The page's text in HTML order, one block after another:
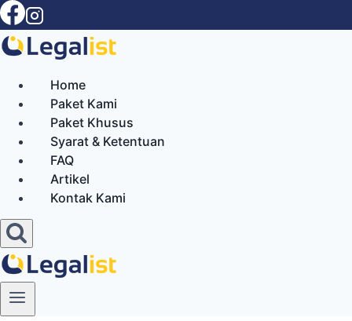
Skip
to
content
Home
Paket Kami
Paket Khusus
Syarat & Ketentuan
FAQ
Artikel
Kontak Kami